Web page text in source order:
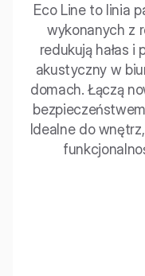
Eco Line to linia
wykonanych z
redukują hałas i
akustyczny w
domach. Łączą
Idealne do